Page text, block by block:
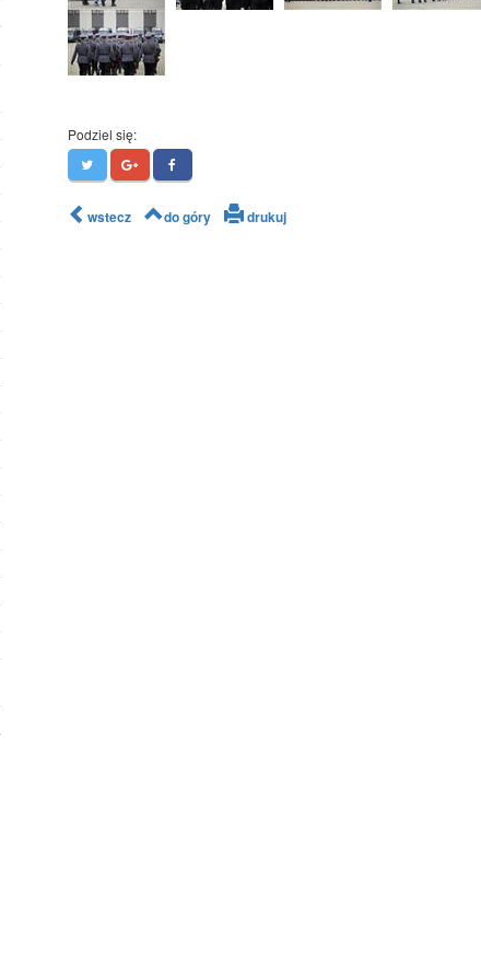
Podziel się:
wstecz do góry drukuj